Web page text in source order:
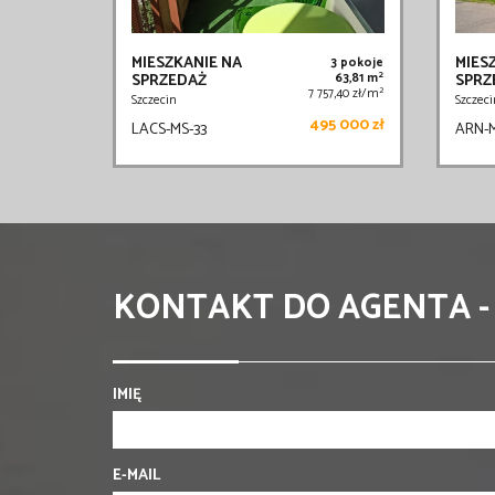
MIESZKANIE NA
SPRZEDAŻ
Szczecin
3 pokoje
63,81 m2
7 757,40 zł/m2
LACS-MS-33 495 000 zł ARN-
KONTAKT DO AGENTA
IMIĘ
E-MAIL